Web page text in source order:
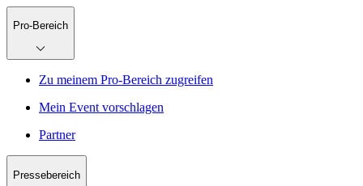
Pro-Bereich
Zu meinem Pro-Bereich zugreifen
Mein Event vorschlagen
Partner
Pressebereich